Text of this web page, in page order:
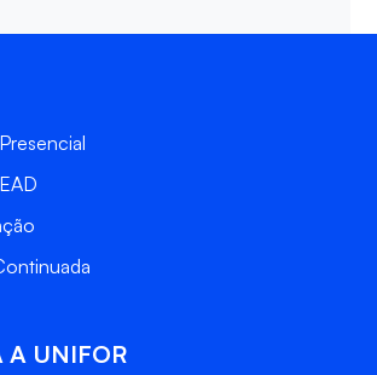
A UNIFOR